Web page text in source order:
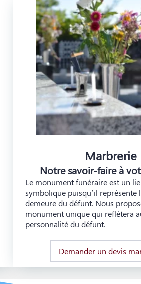
Marbrerie
Notre savoir-faire à
Le monument funéraire est un
symbolique puisqu’il représente
demeure du défunt. Nous
monument unique qui reflètera
personnalité du défunt.
Demander un devis